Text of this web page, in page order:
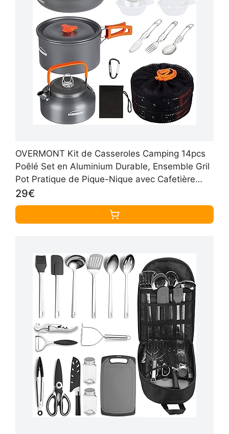
OVERMONT Kit de Casseroles Camping 14pcs
Poêlé Set en Aluminium Durable, Ensemble Gril
Pot Pratique de Pique-Nique avec Cafetière
Théière pour Randonnée
29€